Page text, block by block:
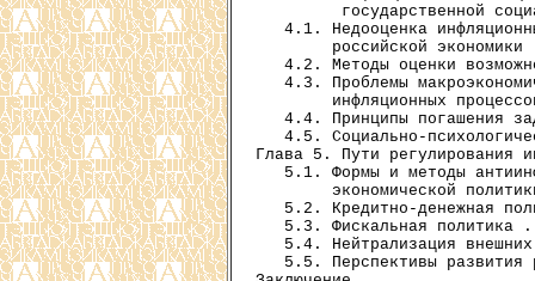
государственной
4.1. Недооценка
российской экономики
4.2. Методы оценки
4.3. Проблемы
инфляционных
4.4. Принципы погашения
4.5. Социально-
Глава 5. Пути
5.1. Формы и методы
экономической
5.2. Кредитно-денежная
5.3. Фискальная политика
5.4. Нейтрализация
5.5. Перспективы развития